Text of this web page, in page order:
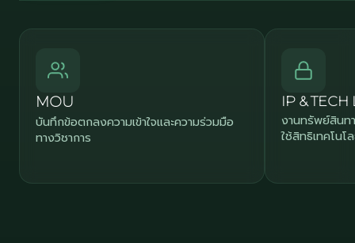
MOU
บันทึกข้อตกลงความเข้าใจและความร่วมมือ
ทางวิชาการ
IP &
งานทรัพย์สิน
ใช้สิทธิเทคโนโ